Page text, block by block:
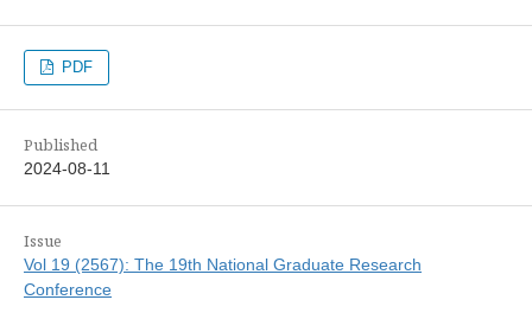
PDF
Published
2024-08-11
Issue
Vol 19 (2567): The 19th National Graduate Research
Conference